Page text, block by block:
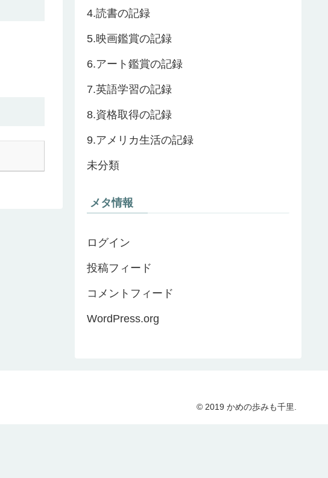
4.読書の記録
5.映画鑑賞の記録
6.アート鑑賞の記録
7.英語学習の記録
8.資格取得の記録
9.アメリカ生活の記録
未分類
メタ情報
ログイン
投稿フィード
コメントフィード
WordPress.org
© 2019 かめの歩みも千里.